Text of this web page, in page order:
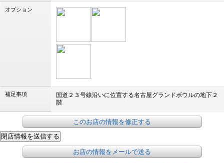
オプション
補足事項
国道２３号線沿いに位置する名古屋グランドボウルの地下２
階
このお店の情報を修正する
お店の情報をメールで送る